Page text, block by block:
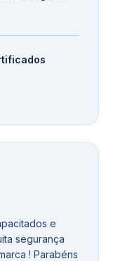
e
segurança
! Parabéns